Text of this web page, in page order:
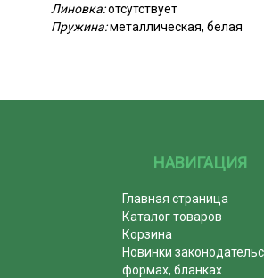
Линовка:отсутствует
Пружина:металлическая, белая
НАВИГАЦИЯ
Главная страница
Каталог товаров
Корзина
Новинки
формах, бланках